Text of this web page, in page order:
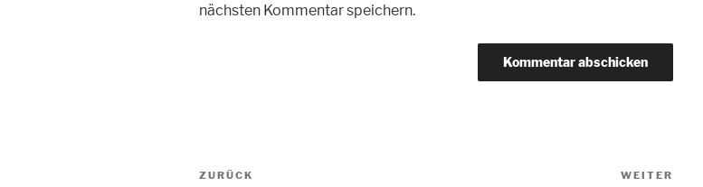
nächsten Kommentar speichern.
Beitragsnavigation
Vorheriger
ZURÜCK WEITER